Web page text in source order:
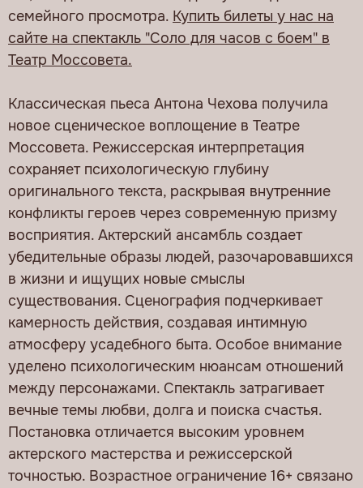
семейного просмотра. Купить билеты у нас на
сайте на спектакль "Соло для часов с боем" в
Театр Моссовета.
Классическая пьеса Антона Чехова получила
новое сценическое воплощение в Театре
Моссовета. Режиссерская интерпретация
сохраняет психологическую глубину
оригинального текста, раскрывая внутренние
конфликты героев через современную призму
восприятия. Актерский ансамбль создает
убедительные образы людей, разочаровавшихся
в жизни и ищущих новые смыслы
существования. Сценография подчеркивает
камерность действия, создавая интимную
атмосферу усадебного быта. Особое внимание
уделено психологическим нюансам отношений
между персонажами. Спектакль затрагивает
вечные темы любви, долга и поиска счастья.
Постановка отличается высоким уровнем
актерского мастерства и режиссерской
точностью. Возрастное ограничение 16+ связано